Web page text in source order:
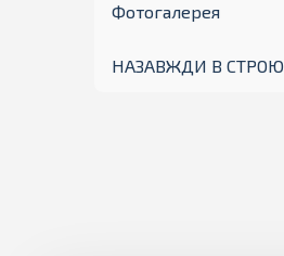
Фотогалерея
НАЗАВЖДИ В СТРОЮ